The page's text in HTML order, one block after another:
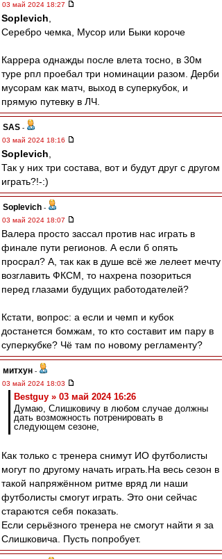
03 май 2024 18:27
Soplevich
Серебро чемка, Мусор или Быки короче
Каррера однажды после влета тосно, в 30м
туре рпл проебал три номинации разом. Дерби
мусорам как матч, выход в суперкубок, и
прямую путевку в ЛЧ.
SAS -
03 май 2024 18:16
Soplevich
Так у них три состава, вот и будут друг с другом
играть?!-:)
Soplevich -
03 май 2024 18:07
Валера просто зассал против нас играть в
финале пути регионов. А если б опять
просрал? А, так как в душе всё же лелеет мечту
возглавить ФКСМ, то нахрена позориться
перед глазами будущих работодателей?
Кстати, вопрос: а если и чемп и кубок
достанется бомжам, то кто составит им пару в
суперкубке? Чё там по новому регламенту?
митхун -
03 май 2024 18:03
Bestguy » 03 май 2024 16:26
Думаю, Слишковичу в любом случае должны
дать возможность потренировать в
следующем сезоне,
Как только с тренера снимут ИО футболисты
могут по другому начать играть.На весь сезон в
такой напряжённом ритме вряд ли наши
футболисты смогут играть. Это они сейчас
стараются себя показать.
Если серьёзного тренера не смогут найти я за
Слишковича. Пусть попробует.